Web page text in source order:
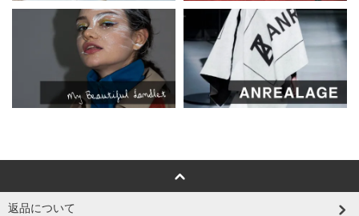
返品について